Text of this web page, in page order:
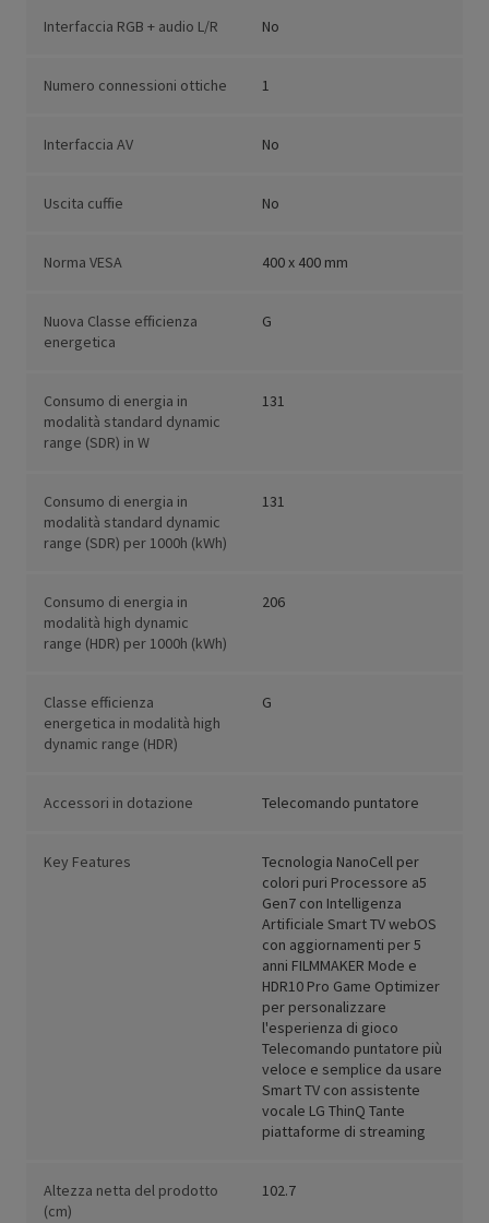
Interfaccia RGB + audio L/R No
Numero connessioni ottiche 1
Interfaccia AV No
Uscita cuffie No
Norma VESA 400 x 400 mm
Nuova Classe efficienza
energetica
G
Consumo di energia in
modalità standard dynamic
range (SDR) in W
131
Consumo di energia in
modalità standard dynamic
range (SDR) per 1000h (kWh)
131
Consumo di energia in
modalità high dynamic
range (HDR) per 1000h (kWh)
206
Classe efficienza
energetica in modalità high
dynamic range (HDR)
G
Accessori in dotazione Telecomando puntatore
Key Features
Tecnologia NanoCell per
colori puri Processore a5
Gen7 con Intelligenza
Artificiale Smart TV webOS
con aggiornamenti per 5
anni FILMMAKER Mode e
HDR10 Pro Game Optimizer
per personalizzare
l'esperienza di gioco
Telecomando puntatore più
veloce e semplice da usare
Smart TV con assistente
vocale LG ThinQ Tante
piattaforme di streaming
Altezza netta del prodotto
(cm)
102.7